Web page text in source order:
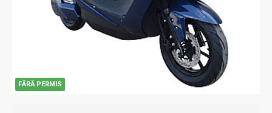
FĂRĂ PERMIS